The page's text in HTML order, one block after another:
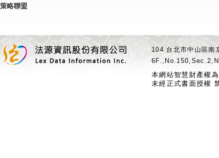
策略聯盟
104 台北市中山區
本網站智慧財產權
未經正式書面授權